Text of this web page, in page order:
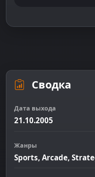
Сводка
Дата выхода
21.10.2005
Жанры
Sports, Arcade,